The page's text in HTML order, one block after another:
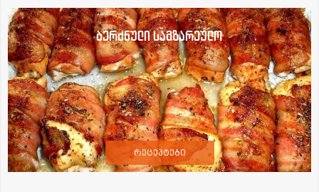
ბერძნული სამზარეულო
რეცეპტები